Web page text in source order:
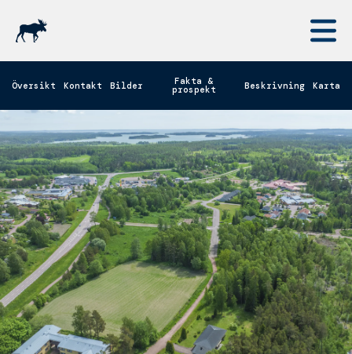
Hoppa
till
huvudinnehåll
Översikt Kontakt Bilder Fakta &
prospekt Beskrivning Karta